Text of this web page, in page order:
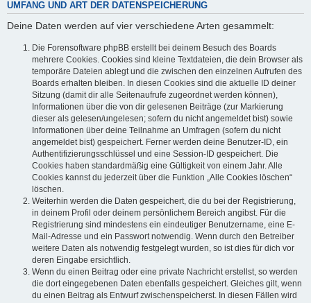
UMFANG UND ART DER DATENSPEICHERUNG
Deine Daten werden auf vier verschiedene Arten gesammelt:
Die Forensoftware phpBB erstellt bei deinem Besuch des Boards
mehrere Cookies. Cookies sind kleine Textdateien, die dein Browser als
temporäre Dateien ablegt und die zwischen den einzelnen Aufrufen des
Boards erhalten bleiben. In diesen Cookies sind die aktuelle ID deiner
Sitzung (damit dir alle Seitenaufrufe zugeordnet werden können),
Informationen über die von dir gelesenen Beiträge (zur Markierung
dieser als gelesen/ungelesen; sofern du nicht angemeldet bist) sowie
Informationen über deine Teilnahme an Umfragen (sofern du nicht
angemeldet bist) gespeichert. Ferner werden deine Benutzer-ID, ein
Authentifizierungsschlüssel und eine Session-ID gespeichert. Die
Cookies haben standardmäßig eine Gültigkeit von einem Jahr. Alle
Cookies kannst du jederzeit über die Funktion „Alle Cookies löschen“
löschen.
Weiterhin werden die Daten gespeichert, die du bei der Registrierung,
in deinem Profil oder deinem persönlichem Bereich angibst. Für die
Registrierung sind mindestens ein eindeutiger Benutzername, eine E-
Mail-Adresse und ein Passwort notwendig. Wenn durch den Betreiber
weitere Daten als notwendig festgelegt wurden, so ist dies für dich vor
deren Eingabe ersichtlich.
Wenn du einen Beitrag oder eine private Nachricht erstellst, so werden
die dort eingegebenen Daten ebenfalls gespeichert. Gleiches gilt, wenn
du einen Beitrag als Entwurf zwischenspeicherst. In diesen Fällen wird